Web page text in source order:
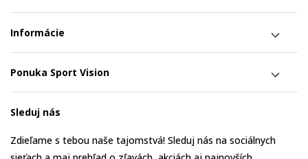
Informácie
Ponuka Sport Vision
Sleduj nás
Zdieľame s tebou naše tajomstvá! Sleduj nás na sociálnych